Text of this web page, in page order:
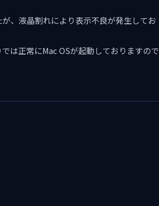
、液晶割れにより表示不良が発生してお
は正常にMac OSが起動しておりますので